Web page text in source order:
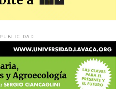
PUBLICIDAD